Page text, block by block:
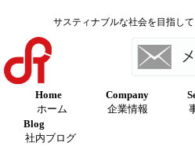
サスティナブルな社会を目指し
Home
ホーム
Company
企業情報
Blog
社内ブログ